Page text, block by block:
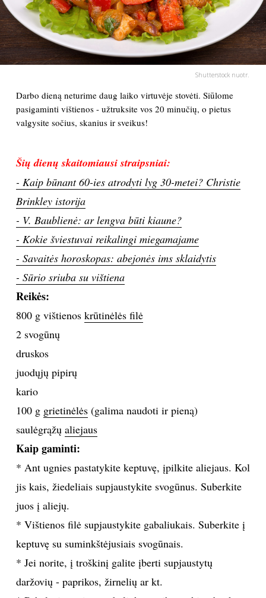
PSICHOLOGIJA
HOROSKOPAI
POLITIKA
LAISVALAIKIS
KINAS
MUZIKA
TEATRAS
SPORTAS
FOTOGRAFIJA
MENAS
ORAI
ĮDOMYBĖS
ISTORIJA
KNYGOS
INTERJERAS
NAMAI
Shutterstock nuotr.
Darbo dieną neturime daug laiko virtuvėje stovėti. Siūlome
pasigaminti vištienos - užtruksite vos 20 minučių, o pietus
valgysite sočius, skanius ir sveikus!
Šių dienų skaitomiausi straipsniai:
- Kaip būnant 60-ies atrodyti lyg 30-metei? Christie
Brinkley istorija
- V. Baublienė: ar lengva būti kiaune?
- Kokie šviestuvai reikalingi miegamajame
- Savaitės horoskopas: abejonės ims sklaidytis
- Sūrio sriuba su vištiena
Reikės:
800 g vištienos krūtinėlės filė
2 svogūnų
druskos
juodųjų pipirų
kario
100 g grietinėlės(galima naudoti ir pieną)
saulėgrąžų aliejaus
Kaip gaminti:
* Ant ugnies pastatykite keptuvę, įpilkite aliejaus. Kol
jis kais, žiedeliais supjaustykite svogūnus. Suberkite
juos į aliejų.
* Vištienos filė supjaustykite gabaliukais. Suberkite į
keptuvę su suminkštėjusiais svogūnais.
* Jei norite, į troškinį galite įberti supjaustytų
daržovių - paprikos, žirnelių ar kt.